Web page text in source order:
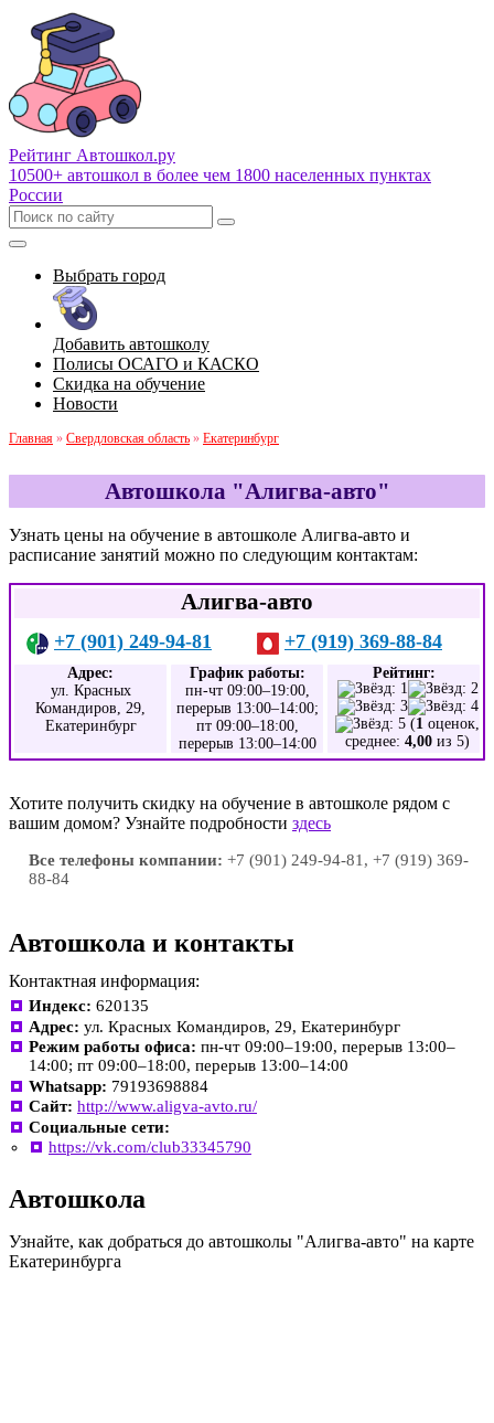
Рейтинг Автошкол.ру
10500+ автошкол в более чем 1800 населенных пунктах
России
Выбрать город
Добавить автошколу
Полисы ОСАГО и КАСКО
Скидка на обучение
Новости
Главная » Свердловская область » Екатеринбург
Автошкола "Алигва-авто"
Узнать цены на обучение в автошколе Алигва-авто и
расписание занятий можно по следующим контактам:
Алигва-авто
+7 (901) 249-94-81 +7 (919) 369-88-84
Адрес:
ул. Красных
Командиров, 29,
Екатеринбург
График работы:
пн-чт 09:00–19:00,
перерыв 13:00–14:00;
пт 09:00–18:00,
перерыв 13:00–14:00
Рейтинг:
(1 оценок,
среднее: 4,00 из 5)
Хотите получить скидку на обучение в автошколе рядом с
вашим домом? Узнайте подробности здесь
Все телефоны компании: +7 (901) 249-94-81, +7 (919) 369-
88-84
Автошкола и контакты
Контактная информация:
Индекс: 620135
Адрес: ул. Красных Командиров, 29, Екатеринбург
Режим работы офиса: пн-чт 09:00–19:00, перерыв 13:00–
14:00; пт 09:00–18:00, перерыв 13:00–14:00
Whatsapp: 79193698884
Сайт: http://www.aligva-avto.ru/
Социальные сети:
https://vk.com/club33345790
Автошкола
Узнайте, как добраться до автошколы "Алигва-авто" на карте
Екатеринбурга